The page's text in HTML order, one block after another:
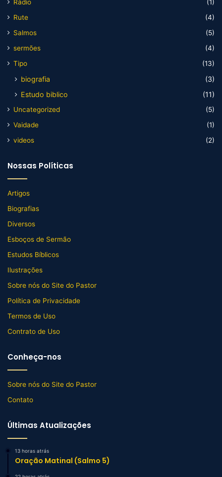
Rádio
(1)
Rute
(4)
Salmos
(5)
sermões
(4)
Tipo
(13)
biografia
(3)
Estudo biblico
(11)
Uncategorized
(5)
Vaidade
(1)
videos
(2)
Nossas Políticas
Artigos
Biografias
Diversos
Esboços de Sermão
Estudos Bíblicos
Ilustrações
Sobre nós do Site do Pastor
Política de Privacidade
Termos de Uso
Contrato de Uso
Conheça-nos
Sobre nós do Site do Pastor
Contato
Últimas Atualizações
13 horas atrás
Oração Matinal (Salmo 5)